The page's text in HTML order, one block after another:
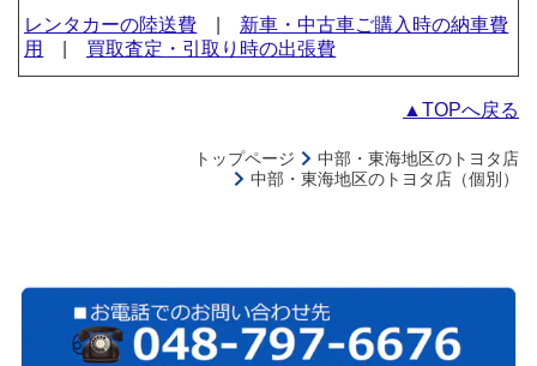
レンタカーの陸送費
新車・中古車ご購入時の納車費
用
買取査定・引取り時の出張費
▲TOPへ戻る
トップページ
中部・東海地区のトヨタ店
中部・東海地区のトヨタ店（個別）